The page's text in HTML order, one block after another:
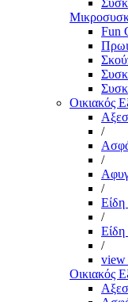
Fun
Οικιακός
/
/
/
/
/
view
Οικιακός